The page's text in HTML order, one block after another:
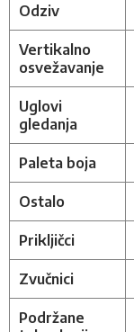
Odziv
Vertikalno
osvežavanje
Uglovi
gledanja
Paleta boja
Ostalo
Prikljičci
Zvučnici
Podržane